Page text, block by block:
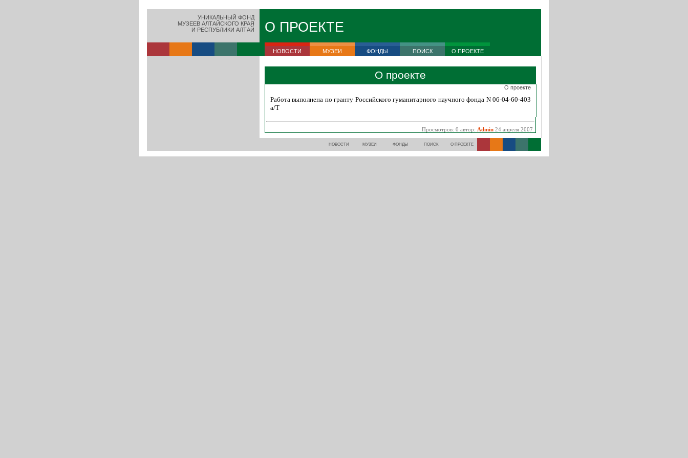
УНИКАЛЬНЫЙ ФОНД
МУЗЕЕВ АЛТАЙСКОГО КРАЯ
И РЕСПУБЛИКИ АЛТАЙ
О ПРОЕКТЕ
НОВОСТИ МУЗЕИ ФОНДЫ ПОИСК О ПРОЕКТЕ
О проекте
О проекте
Работа выполнена по гранту Российского гуманитарного научного фонда N 06-04-60-403
а/Т
Просмотров: 0 автор: Admin 24 апреля 2007
НОВОСТИ МУЗЕИ ФОНДЫ ПОИСК О ПРОЕКТЕ